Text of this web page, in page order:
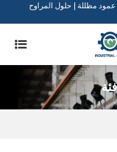
مظللة | حلول المراوح